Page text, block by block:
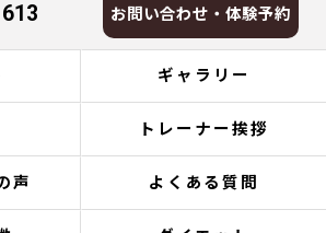
お問い合わせ・体験予約
ギャラリー
トレーナー挨拶
声 よくある質問